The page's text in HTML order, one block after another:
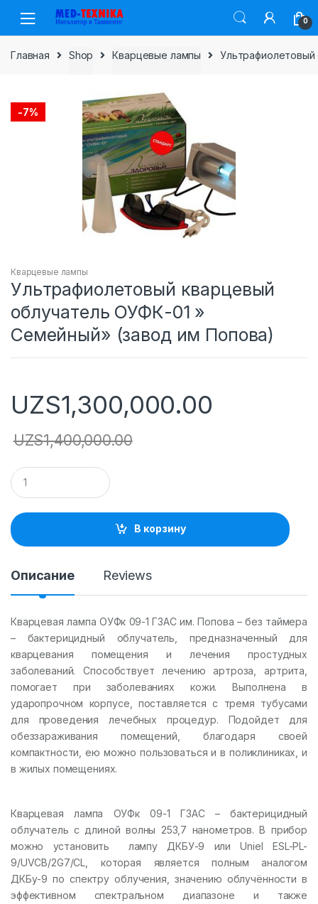
navigation
content
0
Главная Shop Кварцевые лампы
-7%
Кварцевые лампы
Ультрафиолетовый кварцевый
облучатель ОУФК-01 »
Семейный» (завод им Попова)
UZS1,300,000.00
UZS1,400,000.00
Q
u
a
t
i
В корзину
Описание Reviews
Кварцевая лампа ОУФк 09-1 ГЗАС им. Попова – без таймера
– бактерицидный облучатель, предназначенный для
кварцевания помещения и лечения простудных
заболеваний. Способствует лечению артроза, артрита,
помогает при заболеваниях кожи. Выполнена в
ударопрочном корпусе, поставляется с тремя тубусами
для проведения лечебных процедур. Подойдет для
обеззараживания помещений, благодаря своей
компактности, ею можно пользоваться и в поликлиниках, и
в жилых помещениях.
Кварцевая лампа ОУФк 09-1 ГЗАС – бактерицидный
облучатель с длиной волны 253,7 нанометров. В прибор
можно установить лампу ДКБУ-9 или Uniel ESL-PL-
9/UVCB/2G7/CL, которая является полным аналогом
ДКБу-9 по спектру облучения, значению облучённости в
эффективном спектральном диапазоне и также